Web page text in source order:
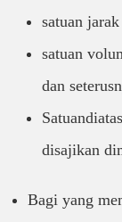
satuan
satuan
dan
disajikan
Bagi yang